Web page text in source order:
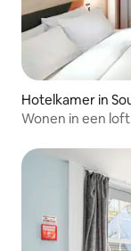
Hotelkamer in
Wonen in een